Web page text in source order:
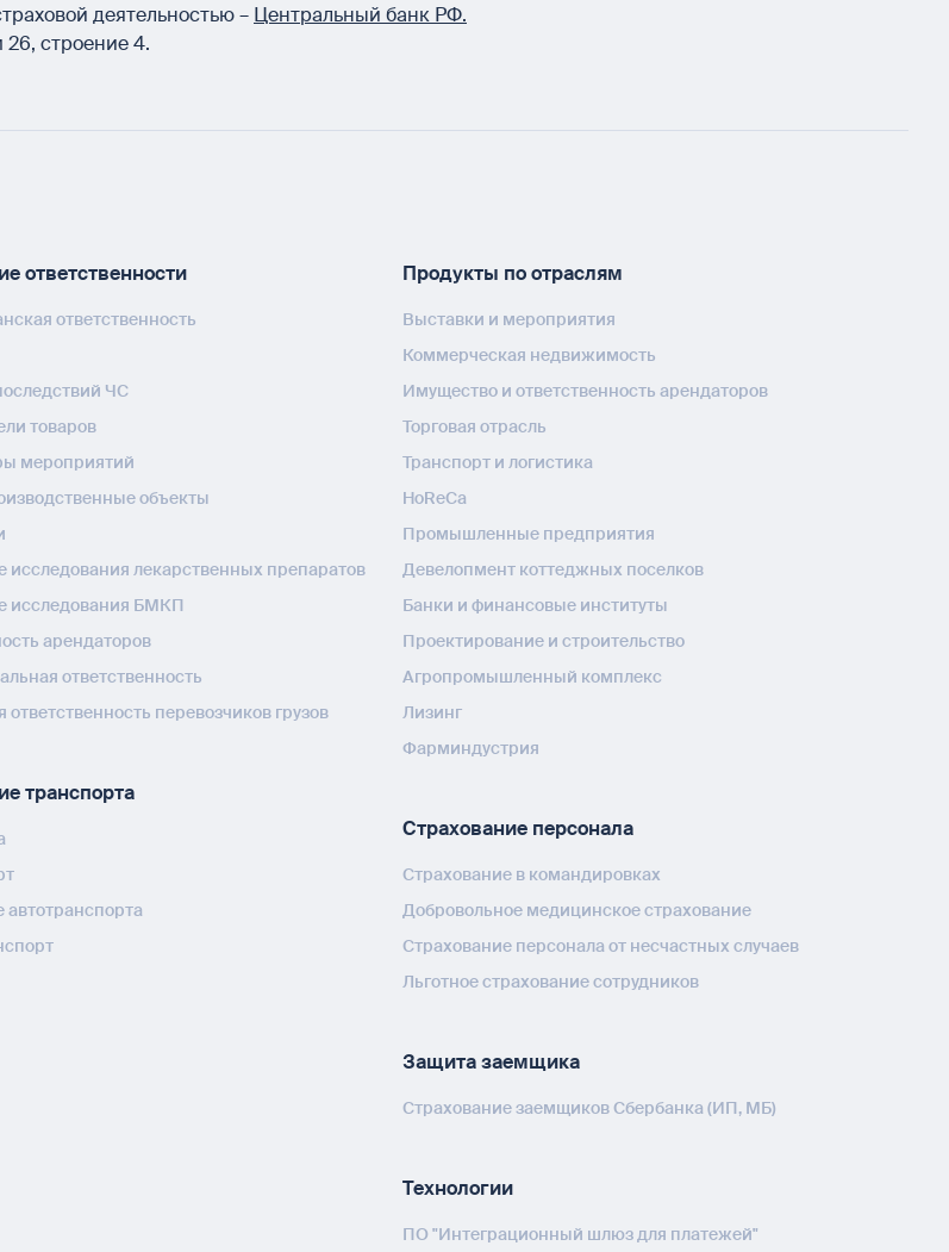
деятельностью – Центральный банк РФ.
строение 4.
ответственности
ответственность
ЧС
товаров
мероприятий
объекты
исследования лекарственных препаратов
исследования БМКП
арендаторов
ответственность
перевозчиков грузов
транспорта
автотранспорта
Продукты по отраслям
Выставки и мероприятия
Коммерческая недвижимость
Имущество и ответственность арендаторов
Торговая отрасль
Транспорт и логистика
HoReCa
Промышленные предприятия
Девелопмент коттеджных поселков
Банки и финансовые институты
Проектирование и строительство
Агропромышленный комплекс
Лизинг
Фарминдустрия
Страхование персонала
Страхование в командировках
Добровольное медицинское страхование
Страхование персонала от несчастных случаев
Льготное страхование сотрудников
Защита заемщика
Страхование заемщиков Сбербанка (ИП, МБ)
Технологии
ПО "Интеграционный шлюз для платежей"